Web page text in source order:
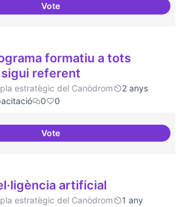
VoteTreball en xarxa amb projectes
formatiu a tots
referent
estratègic del Canòdrom
2 anys
0 0
VoteTenir un programa formatiu a
artificial
estratègic del Canòdrom
1 any